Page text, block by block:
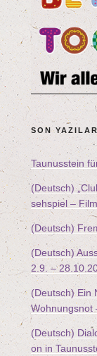
SON YAZILAR
Tau­nus­stein
(Deutsch)„
seh­spiel –
(Deutsch)
(Deutsch)
2.9. –28.10.
(Deutsch) Ein
Woh­nungs­not
(Deutsch)
on in